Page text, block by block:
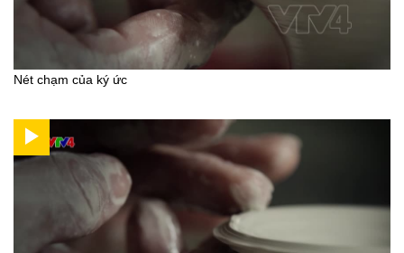
Nét chạm của ký ức